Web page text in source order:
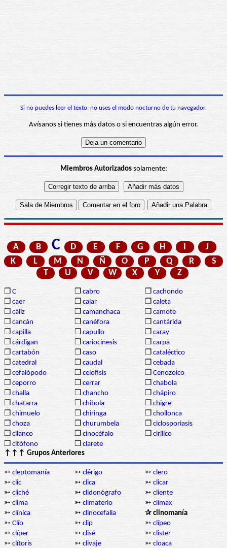
Si no puedes leer el texto, no uses el modo nocturno de tu navegador.
Avísanos si tienes más datos o si encuentras algún error.
Miembros Autorizadossolamente:
A B C D E F G H I
J
K
L M N Ñ O P Q R
S
T
U V W X Y Z
❒ C ❒ cabro ❒ cachondo
❒ caer ❒ calar ❒ caleta
❒ cáliz ❒ camanchaca ❒ camote
❒ cancán ❒ canéfora ❒ cantárida
❒ capilla ❒ capullo ❒ caray
❒ cárdigan ❒ cariocinesis ❒ carpa
❒ cartabón ❒ caso ❒ cataléctico
❒ catedral ❒ caudal ❒ cebada
❒ cefalópodo ❒ celofisis ❒ Cenozoico
❒ ceporro ❒ cerrar ❒ chabola
❒ challa ❒ chancho ❒ chápiro
❒ chatarra ❒ chibola ❒ chigre
❒ chimuelo ❒ chiringa ❒ chollonca
❒ choza ❒ churumbela ❒ ciclosporiasis
❒ cilanco ❒ cinocéfalo ❒ cirílico
❒ citófono ❒ clarete
↑↑↑ Grupos Anteriores
➳ cleptomanía ➳ clérigo ➳ clero
➳ clic ➳ clica ➳ clicar
➳ cliché ➳ clidonógrafo ➳ cliente
➳ clima ➳ climaterio ➳ clímax
➳ clínica ➳ clinocefalia
✰ clinomanía
➳ Clío ➳ clip ➳ clípeo
➳ clíper ➳ clisé ➳ clister
➳ clítoris ➳ clivaje ➳ cloaca